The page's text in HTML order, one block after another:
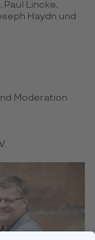
Paul Lincke,
Haydn und
Moderation